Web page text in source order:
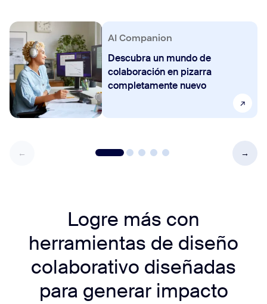
AI Companion
Descubra un mundo de
colaboración en pizarra
completamente nuevo
Logre más con
herramientas de diseño
colaborativo diseñadas
para generar impacto